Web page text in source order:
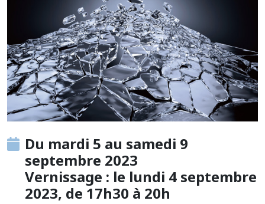
Du mardi 5 au samedi 9
septembre 2023
Vernissage : le lundi 4 septembre
2023, de 17h30 à 20h